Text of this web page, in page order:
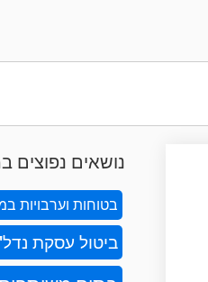
נושאים נפוצים
בטוחות וערבויות
ביטול עסקת